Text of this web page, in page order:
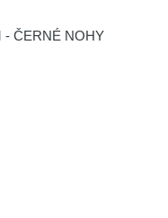
- ČERNÉ NOHY